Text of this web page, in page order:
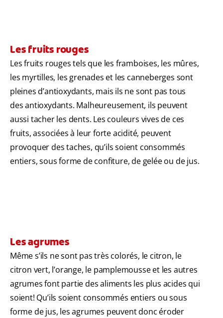
Les fruits rouges
Les fruits rouges tels que les framboises, les mûres,
les myrtilles, les grenades et les canneberges sont
pleines d’antioxydants, mais ils ne sont pas tous
des antioxydants. Malheureusement, ils peuvent
aussi tacher les dents. Les couleurs vives de ces
fruits, associées à leur forte acidité, peuvent
provoquer des taches, qu’ils soient consommés
entiers, sous forme de confiture, de gelée ou de jus.
Les agrumes
Même s’ils ne sont pas très colorés, le citron, le
citron vert, l’orange, le pamplemousse et les autres
agrumes font partie des aliments les plus acides qui
soient! Qu’ils soient consommés entiers ou sous
forme de jus, les agrumes peuvent donc éroder